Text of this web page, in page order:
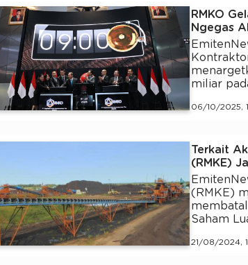
RMKO
Ngegas
miliar
06/10/2025,
Terkait
(RMKE)
(RMKE)
Saham
21/08/2024,